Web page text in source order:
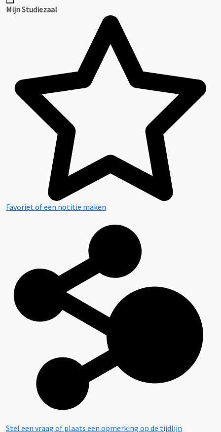
Mijn Studiezaal
Favoriet of een notitie maken
Stel een vraag of plaats een opmerking op de tijdlijn